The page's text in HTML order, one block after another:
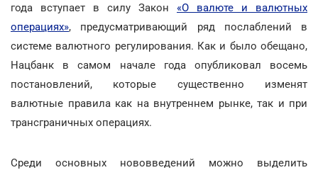
года вступает в силу Закон «О валюте и валютных
операциях», предусматривающий ряд послаблений в
системе валютного регулирования. Как и было обещано,
Нацбанк в самом начале года опубликовал восемь
постановлений, которые существенно изменят
валютные правила как на внутреннем рынке, так и при
трансграничных операциях.
Среди основных нововведений можно выделить